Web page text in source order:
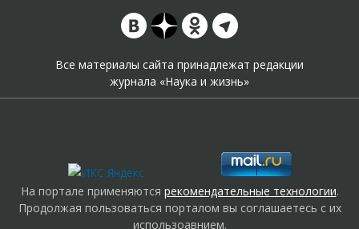
Все материалы сайта принадлежат редакции
журнала «Наука и жизнь»
На портале применяются рекомендательные технологии.
Продолжая пользоваться порталом вы соглашаетесь с их
использоавнием.